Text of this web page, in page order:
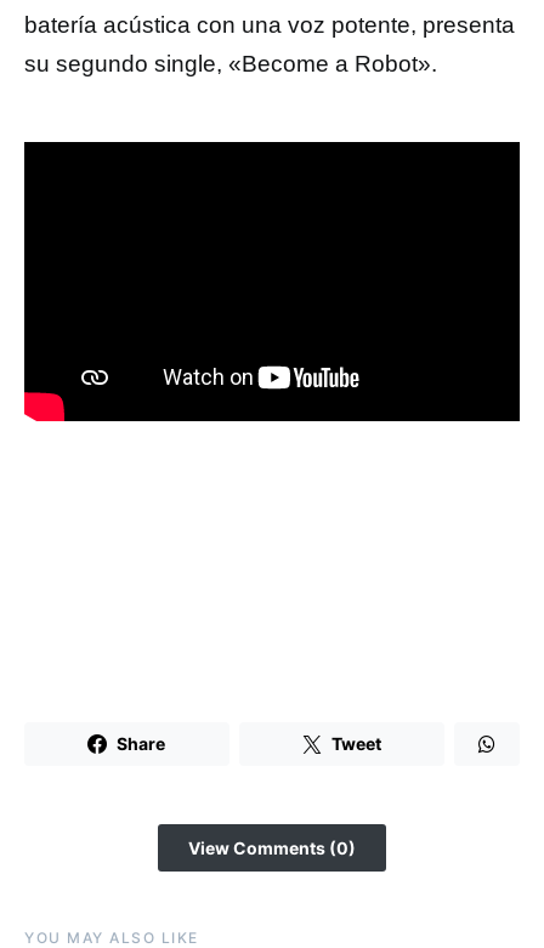
batería acústica con una voz potente, presenta
su segundo single, «Become a Robot».
Share Tweet
View Comments (0)
YOU MAY ALSO LIKE